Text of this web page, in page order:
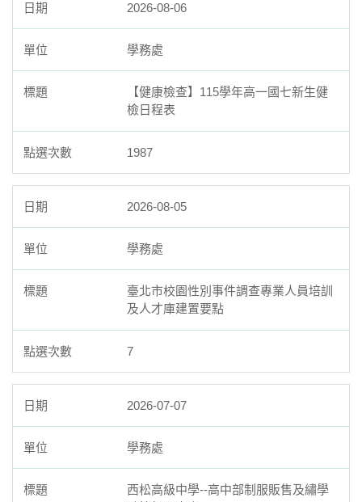
2026-08-06
學務處
【健康檢查】115學年高一國七新生健
檢日程表
1987
2026-08-05
學務處
臺北市校園性別事件調查專業人員培訓
及人才庫建置要點
7
2026-07-07
學務處
西松高級中學--高中部制服販售及繡學